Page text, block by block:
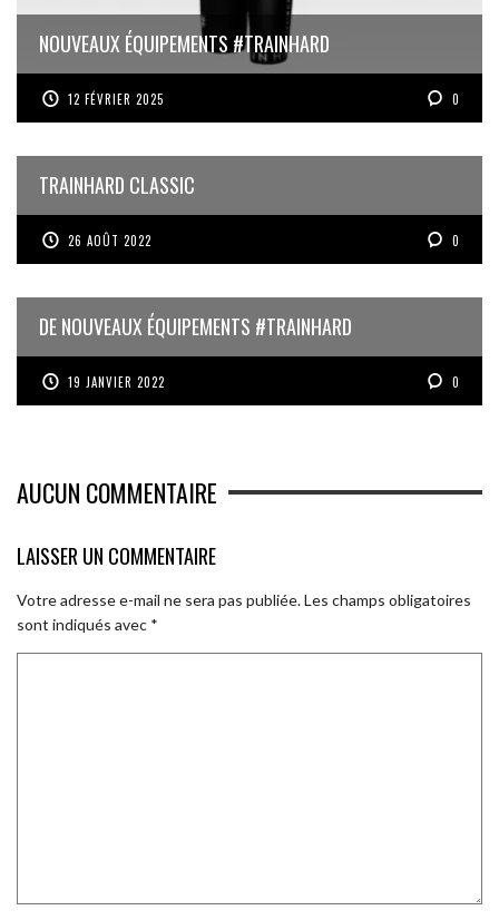
NOUVEAUX ÉQUIPEMENTS #TRAINHARD
12 FÉVRIER 2025 0
TRAINHARD CLASSIC
26 AOÛT 2022 0
DE NOUVEAUX ÉQUIPEMENTS #TRAINHARD
19 JANVIER 2022 0
AUCUN COMMENTAIRE
LAISSER UN COMMENTAIRE
Votre adresse e-mail ne sera pas publiée.Les champs obligatoires
sont indiqués avec *